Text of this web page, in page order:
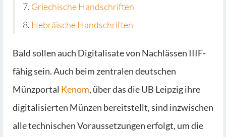
7. Griechische Handschriften
8. Hebräische Handschriften
Bald sollen auch Digitalisate von Nachlässen IIIF-
fähig sein. Auch beim zentralen deutschen
Münzportal Kenom, über das die UB Leipzig ihre
digitalisierten Münzen bereitstellt, sind inzwischen
alle technischen Voraussetzungen erfolgt, um die